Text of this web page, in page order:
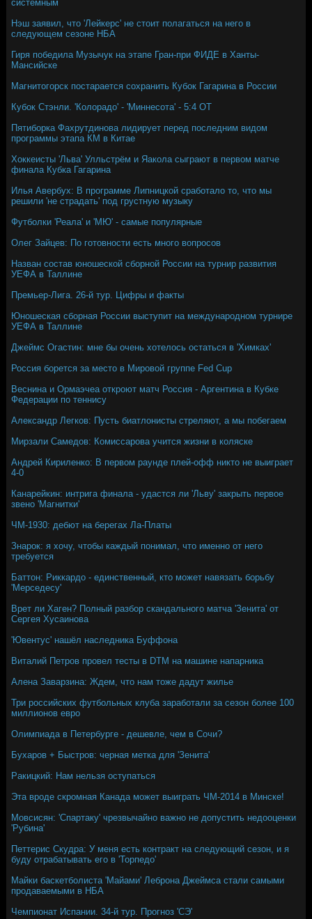
системным
Нэш заявил, что 'Лейкерс' не стоит полагаться на него в
следующем сезоне НБА
Гиря победила Музычук на этапе Гран-при ФИДЕ в Ханты-
Мансийске
Магнитогорск постарается сохранить Кубок Гагарина в России
Кубок Стэнли. 'Колорадо' - 'Миннесота' - 5:4 ОТ
Пятиборка Фахрутдинова лидирует перед последним видом
программы этапа КМ в Китае
Хоккеисты 'Льва' Улльстрём и Яакола сыграют в первом матче
финала Кубка Гагарина
Илья Авербух: В программе Липницкой сработало то, что мы
решили 'не страдать' под грустную музыку
Футболки 'Реала' и 'МЮ' - самые популярные
Олег Зайцев: По готовности есть много вопросов
Назван состав юношеской сборной России на турнир развития
УЕФА в Таллине
Премьер-Лига. 26-й тур. Цифры и факты
Юношеская сборная России выступит на международном турнире
УЕФА в Таллине
Джеймс Огастин: мне бы очень хотелось остаться в 'Химках'
Россия борется за место в Мировой группе Fed Cup
Веснина и Ормаэчеа откроют матч Россия - Аргентина в Кубке
Федерации по теннису
Александр Легков: Пусть биатлонисты стреляют, а мы побегаем
Мирзали Самедов: Комиссарова учится жизни в коляске
Андрей Кириленко: В первом раунде плей-офф никто не выиграет
4-0
Канарейкин: интрига финала - удастся ли 'Льву' закрыть первое
звено 'Магнитки'
ЧМ-1930: дебют на берегах Ла-Платы
Знарок: я хочу, чтобы каждый понимал, что именно от него
требуется
Баттон: Риккардо - единственный, кто может навязать борьбу
'Мерседесу'
Врет ли Хаген? Полный разбор скандального матча 'Зенита' от
Сергея Хусаинова
'Ювентус' нашёл наследника Буффона
Виталий Петров провел тесты в DTM на машине напарника
Алена Заварзина: Ждем, что нам тоже дадут жилье
Три российских футбольных клуба заработали за сезон более 100
миллионов евро
Олимпиада в Петербурге - дешевле, чем в Сочи?
Бухаров + Быстров: черная метка для 'Зенита'
Ракицкий: Нам нельзя оступаться
Эта вроде скромная Канада может выиграть ЧМ-2014 в Минске!
Мовсисян: 'Спартаку' чрезвычайно важно не допустить недооценки
'Рубина'
Петтерис Скудра: У меня есть контракт на следующий сезон, и я
буду отрабатывать его в 'Торпедо'
Майки баскетболиста 'Майами' Леброна Джеймса стали самыми
продаваемыми в НБА
Чемпионат Испании. 34-й тур. Прогноз 'СЭ'